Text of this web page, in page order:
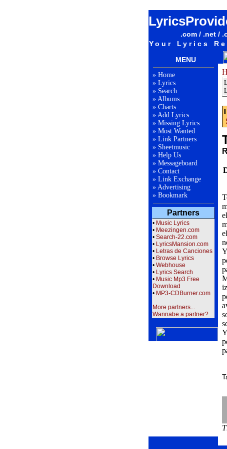
.com / .net /
Your Lyrics
MENU
» Home
» Lyrics
» Search
» Albums
» Charts
» Add Lyrics
» Missing Lyrics
» Most Wanted
» Link Partners
» Sheetmusic
» Help Us
» Messageboard
» Contact
» Link Exchange
» Advertising
» Bookmark
Partners
• Music Lyrics
• Meezingen.com
• Search-22.com
• LyricsMansion.com
• Letras de Canciones
• Browse Lyrics
• Webhouse
• Lyrics Search
• Music Mp3 Free
Download
• MP3-CDBurner.com
More partners...
Wannabe a partner?